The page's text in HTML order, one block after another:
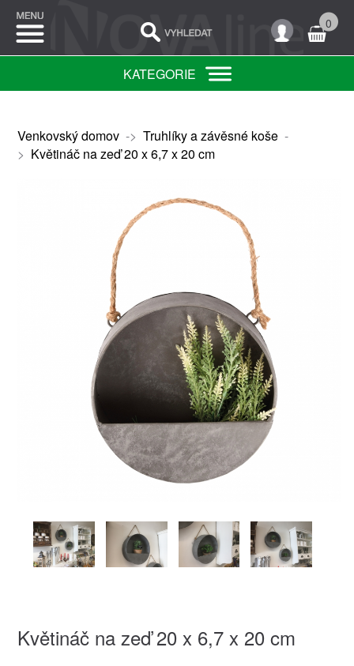
0
KATEGORIE
Venkovský domov-> Truhlíky a závěsné koše-
> Květináč na zeď 20 x 6,7 x 20 cm
Květináč na zeď 20 x 6,7 x 20 cm